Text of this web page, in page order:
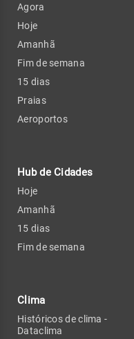
Agora
Hoje
Amanhã
Fim de semana
15 dias
Praias
Aeroportos
Hub de Cidades
Hoje
Amanhã
15 dias
Fim de semana
Clima
Históricos de clima -
Dataclima